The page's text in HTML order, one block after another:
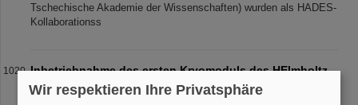
Tschechische Akademie der Wissenschaften) wurden als HADES-
Kollaborationss
Inbetriebnahme des ersten Kryomoduls des HElmholtz
LInear ACcelerators (HELIAC) mit Schwerionenstrahl
Wir respektieren Ihre Privatsphäre